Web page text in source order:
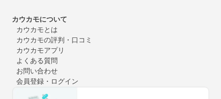
カウカモについて
カウカモとは
カウカモの評判・口コミ
カウカモアプリ
よくある質問
お問い合わせ
会員登録・ログイン